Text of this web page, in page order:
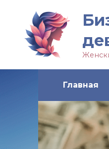
Главная